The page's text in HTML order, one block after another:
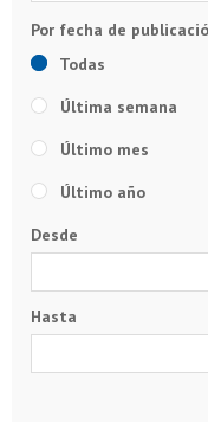
Todas
Última semana
Último mes
Último año
Desde
Hasta